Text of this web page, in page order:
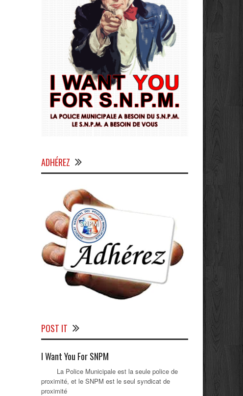
ADHÉREZ
POST IT
I Want You For SNPM
La Police Municipale est la seule police de
proximité, et le SNPM est le seul syndicat de
proximité